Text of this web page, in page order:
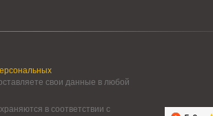
свои данные в любой
в соответствии с